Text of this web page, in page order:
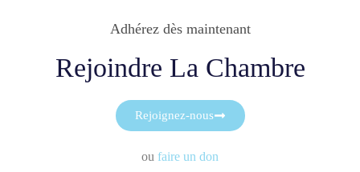
Adhérez dès maintenant
Rejoindre La Chambre
Rejoignez-nous
ou faire un don